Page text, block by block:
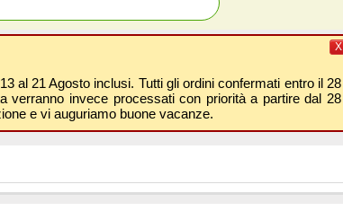
al 21 Agosto inclusi. Tutti gli ordini confermati entro il 28
verranno invece processati con priorità a partire dal 28
e vi auguriamo buone vacanze.
X